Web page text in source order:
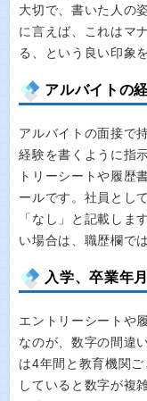
大切で、書いた人の
に言えば、これはマ
る、という良い印象
アルバイトの
アルバイトの面接で
経験を書くように指
トリーシートや履歴
ールです。社員とし
「なし」と記載しま
い場合は、職歴欄で
入学、卒業年
エントリーシートや
なのが、数字の間違
は4年間と教育機関
していると数字が複